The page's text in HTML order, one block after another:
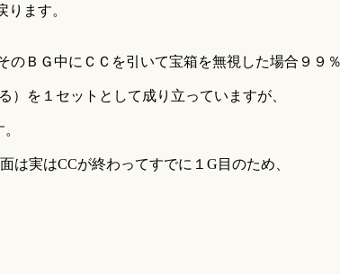
ます。
ＢＧ中にＣＣを引いて宝箱を無視した場合９９
）を１セットとして成り立っていますが、
は実はCCが終わってすでに１G目のため、